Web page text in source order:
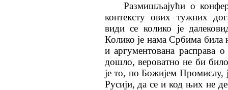
Размишљајући о
контексту ових тужних
види се колико је
Колико је нама Србима била
и аргументована расправа
дошло, вероватно не би
је то, по Божијем Промислу,
Русији, да се и код њих не